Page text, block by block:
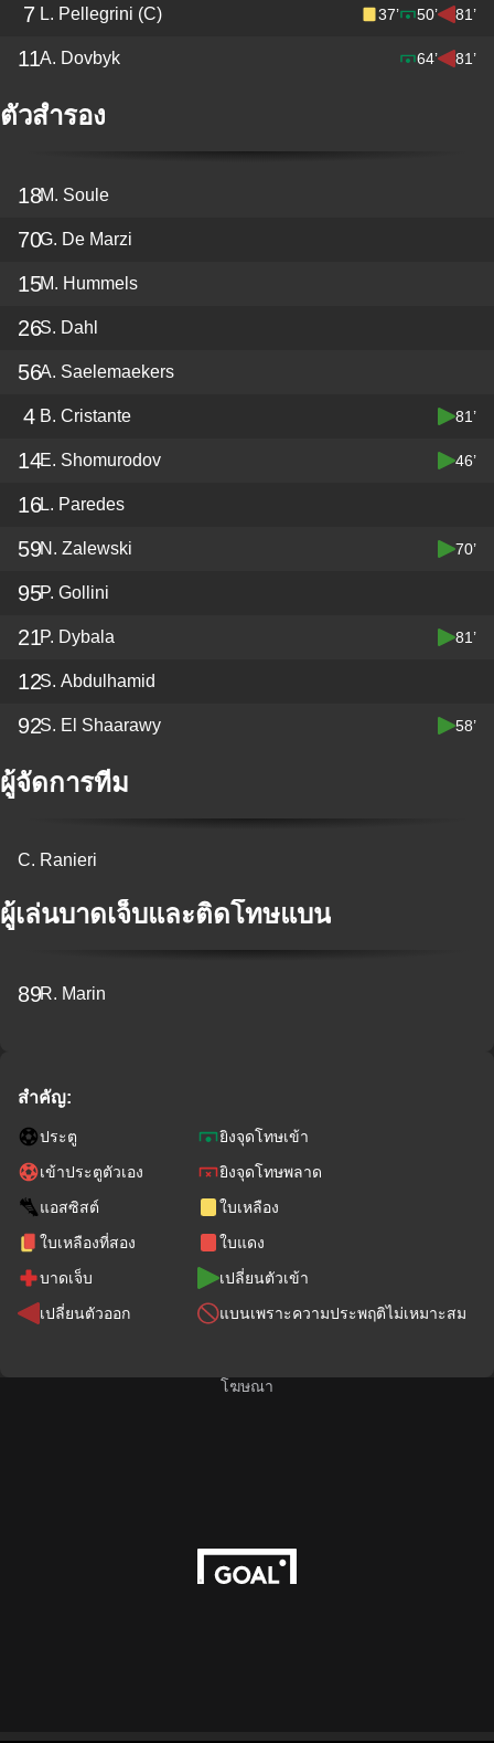
7 L. Pellegrini (C) 37’ 50’ 81’
11A. Dovbyk 64’ 81’
ตัวสำรอง
18M. Soule
70G. De Marzi
15M. Hummels
26S. Dahl
56A. Saelemaekers
4 B. Cristante 81’
14E. Shomurodov 46’
16L. Paredes
59N. Zalewski 70’
95P. Gollini
21P. Dybala 81’
12S. Abdulhamid
92S. El Shaarawy 58’
ผู้จัดการทีม
C. Ranieri
ผู้เล่นบาดเจ็บและติดโทษแบน
89R. Marin
สำคัญ:
ประตู
ยิงจุดโทษเข้า
เข้าประตูตัวเอง
ยิงจุดโทษพลาด
แอสซิสต์
ใบเหลือง
ใบเหลืองที่สอง
ใบแดง
บาดเจ็บ
เปลี่ยนตัวเข้า
เปลี่ยนตัวออก
แบนเพราะความประพฤติไม่เหมาะสม
โฆษณา